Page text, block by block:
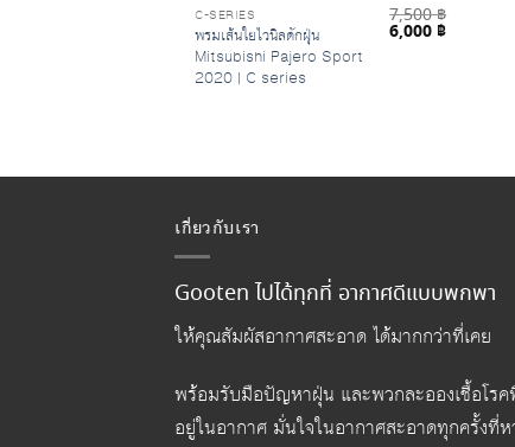
C-SERIES
พรมเส้นใยไวนิลดักฝุ่น
Mitsubishi Pajero Sport
2020 | C series
7,500฿
Original
price
6,000 ฿Current
เกี่ยวกับเรา
Gooten ไปได้ทุกที่ อากาศดีแบบพกพา
ให้คุณสัมผัสอากาศสะอาด ได้มากกว่าที่เคย
พร้อมรับมือปัญหาฝุ่น และพวกละอองเชื้อโร
อยู่ในอากาศ มั่นใจในอากาศสะอาดทุกครั้งที่ห